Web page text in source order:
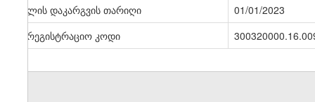
ძალის დაკარგვის თარიღი
01/01/2023
სარეგისტრაციო კოდი